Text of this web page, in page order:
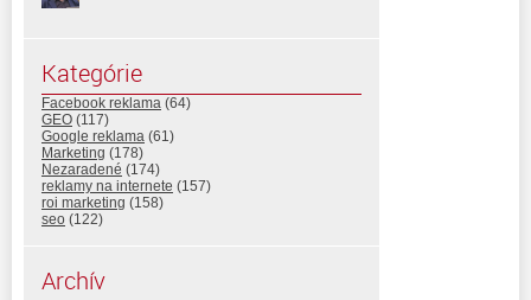
Kategórie
Facebook reklama (64)
GEO (117)
Google reklama (61)
Marketing (178)
Nezaradené (174)
reklamy na internete (157)
roi marketing (158)
seo (122)
Archív